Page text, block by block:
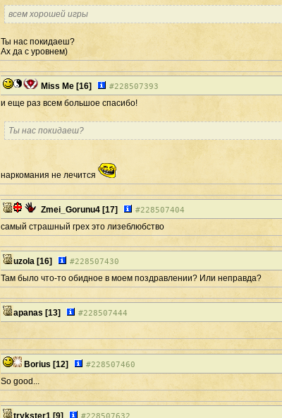
всем хорошей игры
Ты нас покидаеш?
Ах да с уровнем)
Miss Me [16] #228507393
и еще раз всем большое спасибо!
Ты нас покидаеш?
наркомания не лечится
Zmei_Gorunu4 [17] #228507404
самый страшный грех это лизеблюбство
uzola [16] #228507430
Там было что-то обидное в моем поздравлении? Или неправда?
apanas [13] #228507444
Borius [12] #228507460
So good...
trykster1 [9]